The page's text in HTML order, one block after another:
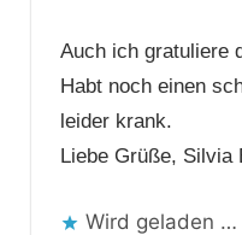
Auch ich gratuliere
Habt noch einen
leider krank.
Liebe Grüße, Silvia
Wird geladen …